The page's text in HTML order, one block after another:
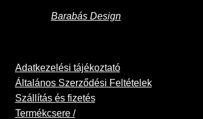
Barabás Design
Adatkezelési tájékoztató
Általános Szerződési Feltételek
Szállítás és fizetés
Termékcsere /